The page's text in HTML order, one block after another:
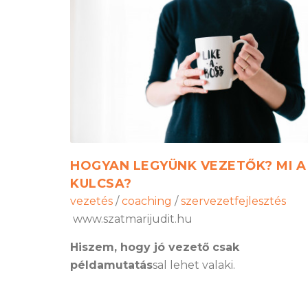
HOGYAN LEGYÜNK VEZETŐK? MI A
KULCSA?
vezetés / coaching / szervezetfejlesztés
www.szatmarijudit.hu
Hiszem, hogy jó vezető csak
példamutatással lehet valaki.